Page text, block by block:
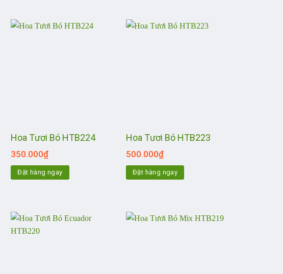
Hoa Tươi Bó HTB224
350.000₫
Đặt hàng ngay
Hoa Tươi Bó HTB223
500.000₫
Đặt hàng ngay